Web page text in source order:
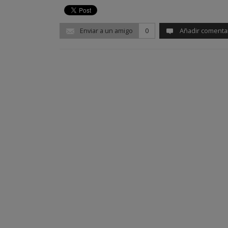
Enviar a un amigo 0 Añadir